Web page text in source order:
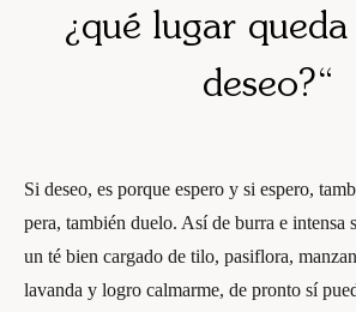
¿qué lugar
deseo?“
Si deseo, es porque espero y si espero,
pera, también duelo. Así de burra e intensa
un té bien cargado de tilo, pasiflora,
lavanda y logro calmarme, de pronto sí